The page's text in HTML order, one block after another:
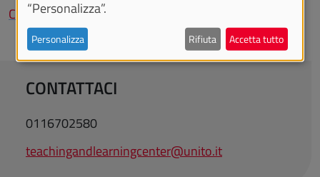
Convegno Internazionale "Undergraduate Research"
CONTATTACI
0116702580
teachingandlearningcenter@unito.it
“Personalizza”.
Personalizza Rifiuta Accetta tutto